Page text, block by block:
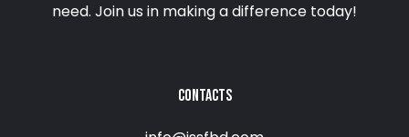
need. Join us in making a difference today!
CONTACTS